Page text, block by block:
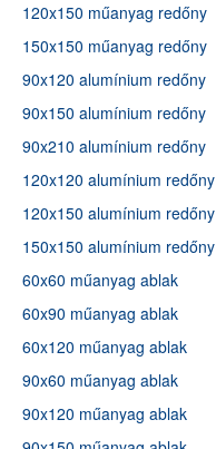
120x150 műanyag redőny
150x150 műanyag redőny
90x120 alumínium redőny
90x150 alumínium redőny
90x210 alumínium redőny
120x120 alumínium redőny
120x150 alumínium redőny
150x150 alumínium redőny
60x60 műanyag ablak
60x90 műanyag ablak
60x120 műanyag ablak
90x60 műanyag ablak
90x120 műanyag ablak